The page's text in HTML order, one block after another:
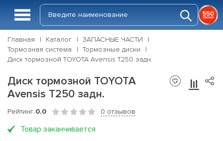
Главная Каталог
ЗАПАСНЫЕ ЧАСТИ
Тормозная система
Тормозные диски
Диск тормозной TOYOTA Avensis T250 задн.
Диск тормозной TOYOTA
Avensis T250 задн.
Рейтинг 0.0 0 отзывов
Товар заканчивается